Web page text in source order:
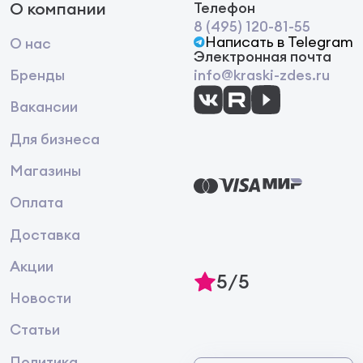
О компании
О нас
Бренды
Вакансии
Для бизнеса
Магазины
Оплата
Доставка
Акции
Новости
Статьи
Телефон
8 (495) 120-81-55
Написать в Telegram
Электронная почта
info@kraski-zdes.ru
5/5